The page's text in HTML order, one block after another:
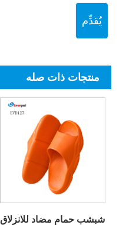
يُقدِّم
منتجات ذات صله
شبشب حمام مضاد للانزلاق